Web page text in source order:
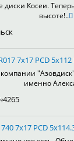
Косеи.
высоте!..
7x17 PCD
именно
7x17 PCD